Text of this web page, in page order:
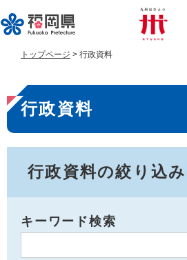
ー
ジ
で
す
ニ
ュ
ば
し
トップページ > 行政資料
本
文
行政資料
行政資料の絞り込み
キーワード検索